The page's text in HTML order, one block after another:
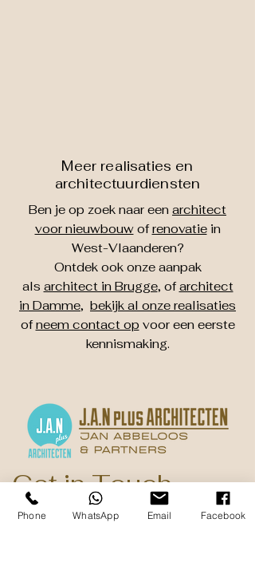
Meer realisaties en
architectuurdiensten
Ben je op zoek naar een architect
voor nieuwbouwofrenovatiein
West-Vlaanderen?
Ontdek ook onze aanpak
als architect in Brugge, ofarchitect
in Damme, bekijk al onze realisaties
ofneem contact op voor een eerste
kennismaking.
Get in Touch
Dorpsstraat 37a
Phone WhatsApp Email Facebook